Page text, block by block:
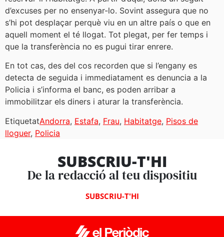
d’excuses per no ensenyar-lo. Sovint assegura que no
s’hi pot desplaçar perquè viu en un altre país o que en
aquell moment el té llogat. Tot plegat, per fer temps i
que la transferència no es pugui tirar enrere.
En tot cas, des del cos recorden que si l’engany es
detecta de seguida i immediatament es denuncia a la
Policia i s’informa el banc, es poden arribar a
immobilitzar els diners i aturar la transferència.
EtiquetatAndorra, Estafa, Frau, Habitatge, Pisos de
lloguer, Policia
SUBSCRIU-T'HI
De la redacció al teu dispositiu
SUBSCRIU-T'HI